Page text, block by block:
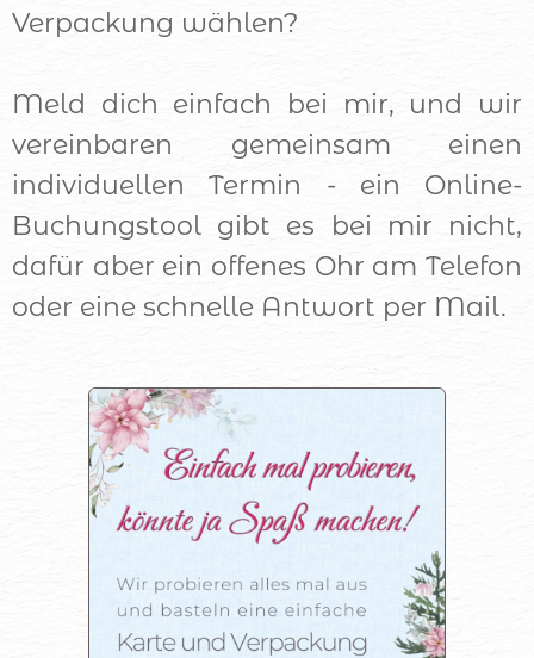
Verpackung wählen?
Meld dich einfach bei mir, und wir
vereinbaren gemeinsam einen
individuellen Termin - ein Online-
Buchungstool gibt es bei mir nicht,
dafür aber ein offenes Ohr am Telefon
oder eine schnelle Antwort per Mail.